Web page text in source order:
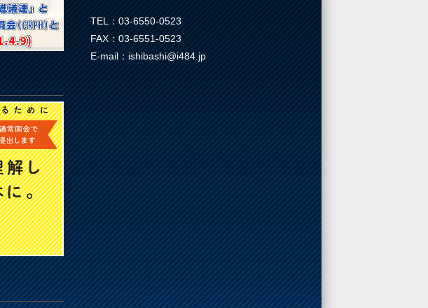
TEL：03-6550-0523
FAX：03-6551-0523
E-mail：ishibashi@i484.jp